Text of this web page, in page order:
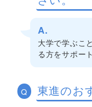
A.
大学で学ぶこ
る方をサポー
Q 東進のお